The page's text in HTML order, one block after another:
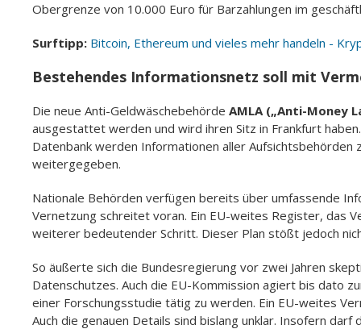
Obergrenze von 10.000 Euro für Barzahlungen im
Surftipp: Bitcoin, Ethereum und vieles mehr handeln -
Bestehendes Informationsnetz soll mit
Die neue Anti-Geldwäschebehörde AMLA („Anti-Money
ausgestattet werden und wird ihren Sitz in Frankfurt
Datenbank werden Informationen aller
weitergegeben.
Nationale Behörden verfügen bereits über umfassende
Vernetzung schreitet voran. Ein EU-weites Register, das
weiterer bedeutender Schritt. Dieser Plan stößt jedoch
So äußerte sich die Bundesregierung vor zwei Jahren
Datenschutzes. Auch die EU-Kommission agiert bis dato
einer Forschungsstudie tätig zu werden. Ein EU-weites
Auch die genauen Details sind bislang unklar. Insofern